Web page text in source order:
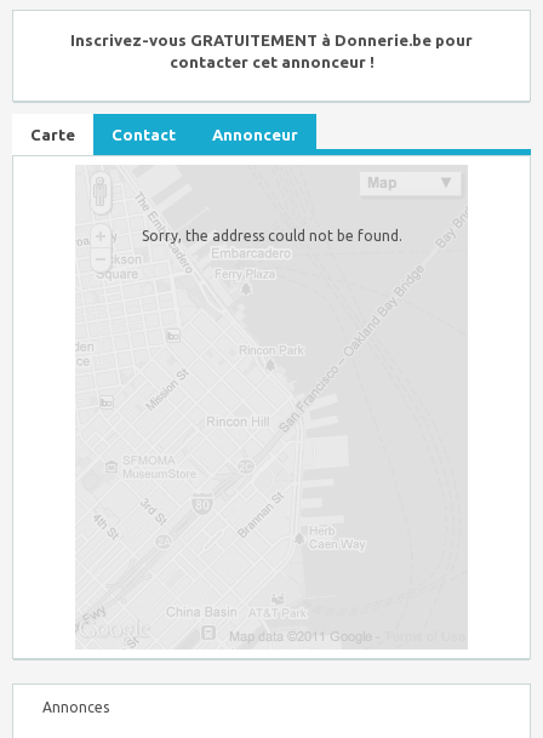
Inscrivez-vous GRATUITEMENT à Donnerie.be pour
contacter cet annonceur !
Carte Contact Annonceur
Sorry, the address could not be found.
Annonces